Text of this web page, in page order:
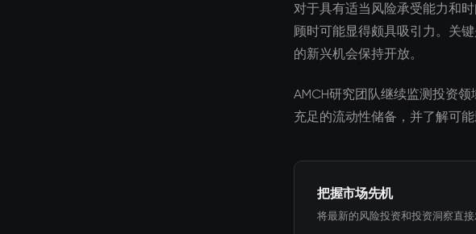
对于具有适当风险承受能力和
顾时可能显得颇具吸引力。关
的新兴机会保持开放。
AMCH研究团队继续监测投资
充足的流动性储备，并了解可
把握市场先机
将最新的风险投资和投资洞察直接